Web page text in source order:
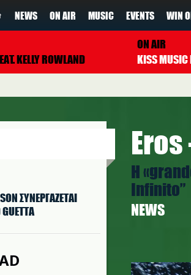
NEWS ON AIR MUSIC EVENTS WIN
KELLY ROWLAND
ON AIR
ΣΥΝΕΡΓAΖΕΤΑΙ
Η
Infinito”
NEWS
eros.png